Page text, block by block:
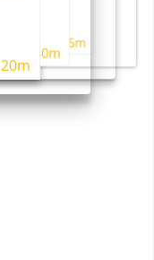
20m
40m
55m